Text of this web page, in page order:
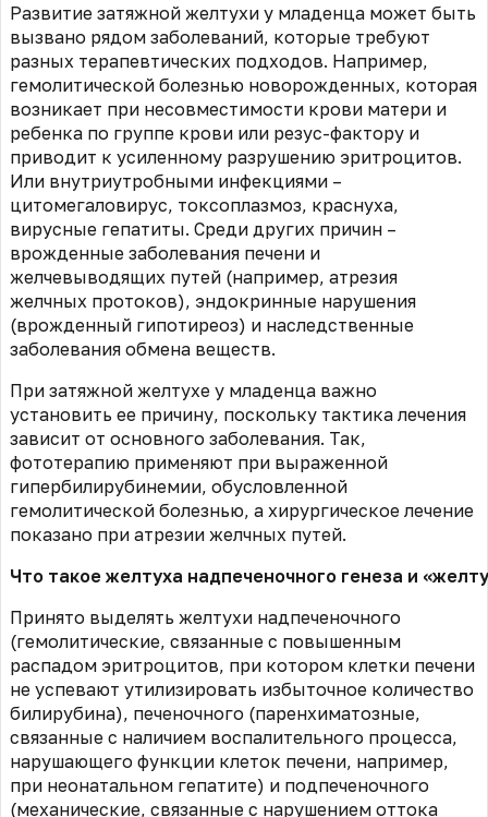
Развитие затяжной желтухи у младенца может быть
вызвано рядом заболеваний, которые требуют
разных терапевтических подходов. Например,
гемолитической болезнью новорожденных, которая
возникает при несовместимости крови матери и
ребенка по группе крови или резус-фактору и
приводит к усиленному разрушению эритроцитов.
Или внутриутробными инфекциями –
цитомегаловирус, токсоплазмоз, краснуха,
вирусные гепатиты. Среди других причин –
врожденные заболевания печени и
желчевыводящих путей (например, атрезия
желчных протоков), эндокринные нарушения
(врожденный гипотиреоз) и наследственные
заболевания обмена веществ.
При затяжной желтухе у младенца важно
установить ее причину, поскольку тактика лечения
зависит от основного заболевания. Так,
фототерапию применяют при выраженной
гипербилирубинемии, обусловленной
гемолитической болезнью, а хирургическое лечение
показано при атрезии желчных путей.
Что такое желтуха надпеченочного генеза и
Принято выделять желтухи надпеченочного
(гемолитические, связанные с повышенным
распадом эритроцитов, при котором клетки печени
не успевают утилизировать избыточное количество
билирубина), печеночного (паренхиматозные,
связанные с наличием воспалительного процесса,
нарушающего функции клеток печени, например,
при неонатальном гепатите) и подпеченочного
(механические, связанные с нарушением оттока